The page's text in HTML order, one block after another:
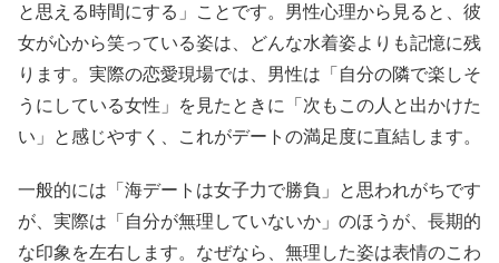
と思える時間にする」ことです。男性心理から見ると、彼
女が心から笑っている姿は、どんな水着姿よりも記憶に残
ります。実際の恋愛現場では、男性は「自分の隣で楽しそ
うにしている女性」を見たときに「次もこの人と出かけた
い」と感じやすく、これがデートの満足度に直結します。
一般的には「海デートは女子力で勝負」と思われがちです
が、実際は「自分が無理していないか」のほうが、長期的
な印象を左右します。なぜなら、無理した姿は表情のこわ